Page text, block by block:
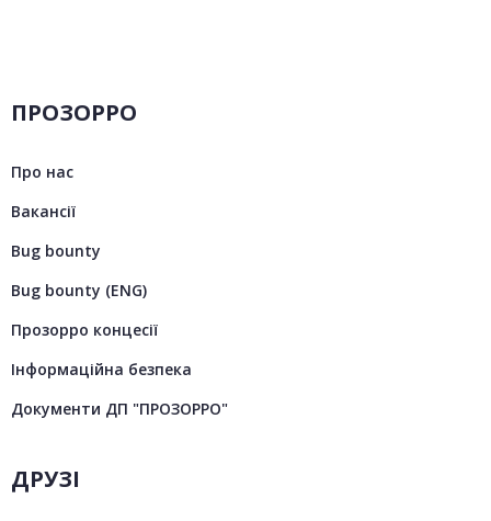
ПРОЗОРРО
Про нас
Вакансії
Bug bounty
Bug bounty (ENG)
Прозорро концесії
Інформаційна безпека
Документи ДП "ПРОЗОРРО"
ДРУЗІ